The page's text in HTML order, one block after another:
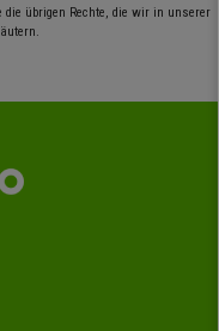
die übrigen Rechte, die wir in unserer